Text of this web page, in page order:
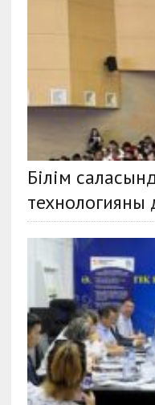
Білім
технологияны